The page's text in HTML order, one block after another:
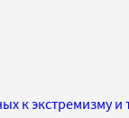
к экстремизму